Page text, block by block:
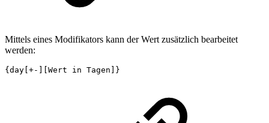
Mittels eines Modifikators kann der Wert zusätzlich bearbeitet
werden:
{day[+-][Wert in Tagen]}